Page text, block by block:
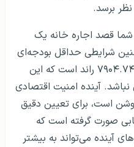
برسد.
قصد اجاره خانه یک
شرایطی حداقل بودجه‌ای
که باید در نظر بگیرید در حدود ۷۹۰۴.۷۴ راند است که این
نباشد. آینده امنیت اقتصادی
است، برای تعیین دقیق
صورت گرفته است که
آینده می‌تواند به بیشتر